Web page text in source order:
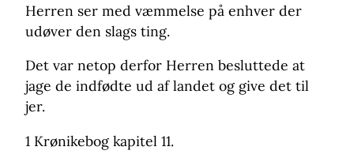
Herren ser med væmmelse på enhver der
udøver den slags ting.
Det var netop derfor Herren besluttede at
jage de indfødte ud af landet og give det til
jer.
1 Krønikebog kapitel 11.